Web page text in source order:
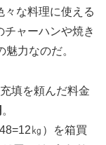
々な料理に使える
ャーハンや焼き
力なのだ。
填を頼んだ料金
。
㎏）を箱買